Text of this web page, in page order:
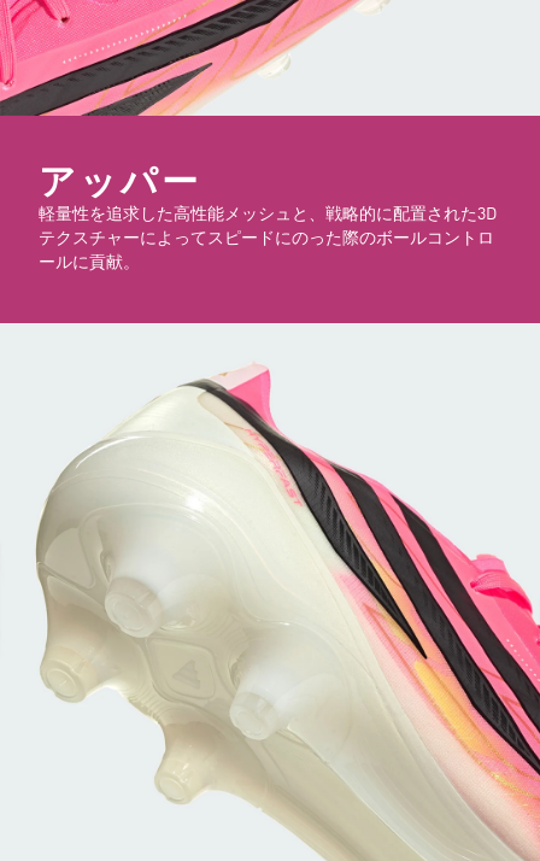
アッパー
軽量性を追求した高性能メッシュと、戦略的に配置された3D
テクスチャーによってスピードにのった際のボールコントロ
ールに貢献。